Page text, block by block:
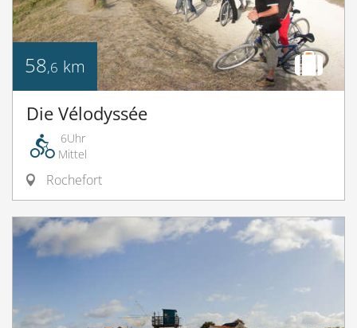
58,6 km
Die Vélodyssée
6Uhr
Mittel
Rochefort